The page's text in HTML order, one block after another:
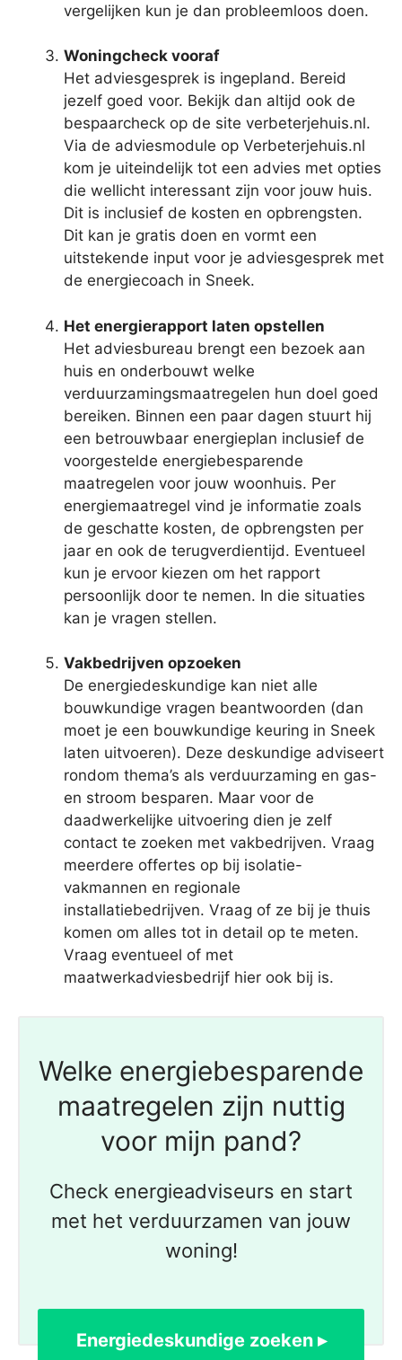
vergelijken kun je dan probleemloos doen.
Woningcheck vooraf
Het adviesgesprek is ingepland. Bereid
jezelf goed voor. Bekijk dan altijd ook de
bespaarcheck op de site verbeterjehuis.nl.
Via de adviesmodule op Verbeterjehuis.nl
kom je uiteindelijk tot een advies met opties
die wellicht interessant zijn voor jouw huis.
Dit is inclusief de kosten en opbrengsten.
Dit kan je gratis doen en vormt een
uitstekende input voor je adviesgesprek met
de energiecoach in Sneek.
Het energierapport laten opstellen
Het adviesbureau brengt een bezoek aan
huis en onderbouwt welke
verduurzamingsmaatregelen hun doel goed
bereiken. Binnen een paar dagen stuurt hij
een betrouwbaar energieplan inclusief de
voorgestelde energiebesparende
maatregelen voor jouw woonhuis. Per
energiemaatregel vind je informatie zoals
de geschatte kosten, de opbrengsten per
jaar en ook de terugverdientijd. Eventueel
kun je ervoor kiezen om het rapport
persoonlijk door te nemen. In die situaties
kan je vragen stellen.
Vakbedrijven opzoeken
De energiedeskundige kan niet alle
bouwkundige vragen beantwoorden (dan
moet je een bouwkundige keuring in Sneek
laten uitvoeren). Deze deskundige adviseert
rondom thema’s als verduurzaming en gas-
en stroom besparen. Maar voor de
daadwerkelijke uitvoering dien je zelf
contact te zoeken met vakbedrijven. Vraag
meerdere offertes op bij isolatie-
vakmannen en regionale
installatiebedrijven. Vraag of ze bij je thuis
komen om alles tot in detail op te meten.
Vraag eventueel of met
maatwerkadviesbedrijf hier ook bij is.
Welke energiebesparende
maatregelen zijn nuttig
voor mijn pand?
Check energieadviseurs en start
met het verduurzamen van jouw
woning!
Energiedeskundige zoeken ▸